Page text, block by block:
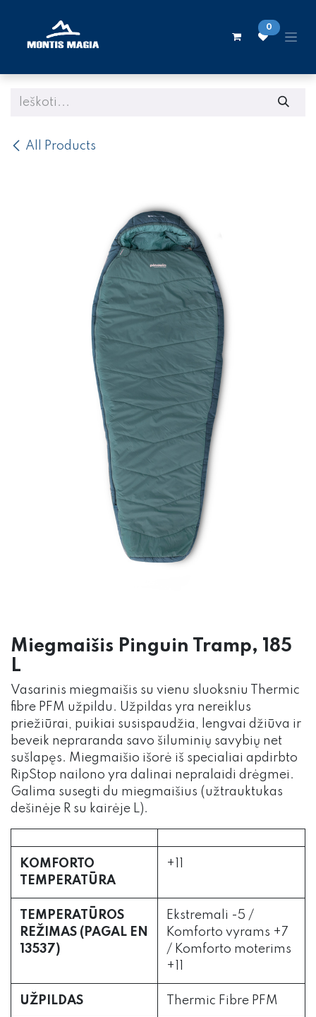
0
All Products
Miegmaišis Pinguin Tramp, 185
L
Vasarinis miegmaišis su vienu sluoksniu Thermic
fibre PFM užpildu. Užpildas yra nereiklus
priežiūrai, puikiai susispaudžia, lengvai džiūva ir
beveik nepraranda savo šiluminių savybių net
sušlapęs. Miegmaišio išorė iš specialiai apdirbto
RipStop nailono yra dalinai nepralaidi drėgmei.
Galima susegti du miegmaišius (užtrauktukas
dešinėje R su kairėje L).
KOMFORTO
TEMPERATŪRA
+11
TEMPERATŪROS
REŽIMAS (PAGAL EN
13537)
Ekstremali -5 /
Komforto vyrams +7
/ Komforto moterims
+11
UŽPILDAS Thermic Fibre PFM